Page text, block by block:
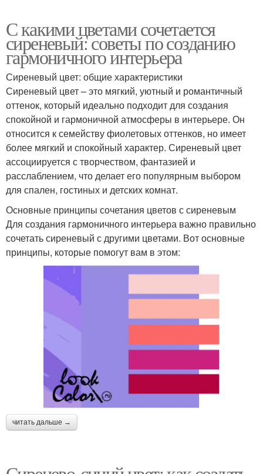
С какими цветами сочетается
сиреневый: советы по созданию
гармоничного интерьера
Сиреневый цвет: общие характеристики
Сиреневый цвет – это мягкий, уютный и романтичный
оттенок, который идеально подходит для создания
спокойной и гармоничной атмосферы в интерьере. Он
относится к семейству фиолетовых оттенков, но имеет
более мягкий и спокойный характер. Сиреневый цвет
ассоциируется с творчеством, фантазией и
расслаблением, что делает его популярным выбором
для спален, гостиных и детских комнат.
Основные принципы сочетания цветов с сиреневым
Для создания гармоничного интерьера важно правильно
сочетать сиреневый с другими цветами. Вот основные
принципы, которые помогут вам в этом:
читать дальше →